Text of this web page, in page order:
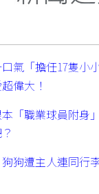
氣「擔任17隻小
偉大！
本「職業球員附
狗遭主人連同行